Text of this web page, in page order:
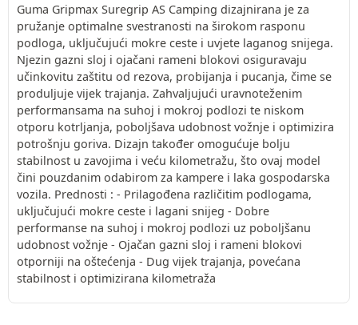
Guma Gripmax Suregrip AS Camping dizajnirana je za
pružanje optimalne svestranosti na širokom rasponu
podloga, uključujući mokre ceste i uvjete laganog snijega.
Njezin gazni sloj i ojačani rameni blokovi osiguravaju
učinkovitu zaštitu od rezova, probijanja i pucanja, čime se
produljuje vijek trajanja. Zahvaljujući uravnoteženim
performansama na suhoj i mokroj podlozi te niskom
otporu kotrljanja, poboljšava udobnost vožnje i optimizira
potrošnju goriva. Dizajn također omogućuje bolju
stabilnost u zavojima i veću kilometražu, što ovaj model
čini pouzdanim odabirom za kampere i laka gospodarska
vozila. Prednosti : - Prilagođena različitim podlogama,
uključujući mokre ceste i lagani snijeg - Dobre
performanse na suhoj i mokroj podlozi uz poboljšanu
udobnost vožnje - Ojačan gazni sloj i rameni blokovi
otporniji na oštećenja - Dug vijek trajanja, povećana
stabilnost i optimizirana kilometraža